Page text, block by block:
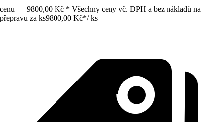
cenu — 9800,00 Kč * Všechny ceny vč. DPH a bez nákladů na
přepravu za ks9800,00 Kč*/ ks